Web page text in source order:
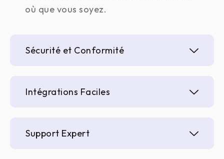
où que vous soyez.
Sécurité et Conformité
Intégrations Faciles
Support Expert